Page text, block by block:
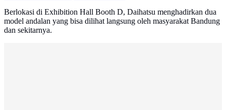
Berlokasi di Exhibition Hall Booth D, Daihatsu menghadirkan dua
model andalan yang bisa dilihat langsung oleh masyarakat Bandung
dan sekitarnya.